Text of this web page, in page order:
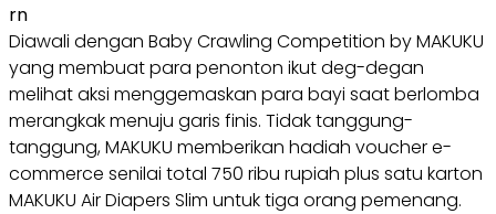
rn
Diawali dengan Baby Crawling Competition by MAKUKU
yang membuat para penonton ikut deg-degan
melihat aksi menggemaskan para bayi saat berlomba
merangkak menuju garis finis. Tidak tanggung-
tanggung, MAKUKU memberikan hadiah voucher e-
commerce senilai total 750 ribu rupiah plus satu karton
MAKUKU Air Diapers Slim untuk tiga orang pemenang.